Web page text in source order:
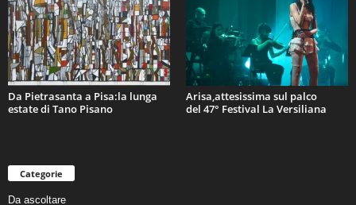
Da Pietrasanta a Pisa:la lunga
estate di Tano Pisano
Arisa,attesissima sul palco
del 47° Festival La Versiliana
Categorie
Da ascoltare